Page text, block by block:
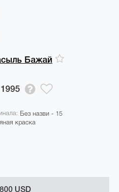
Бажай
1995
Без назви - 15
краска
800 USD